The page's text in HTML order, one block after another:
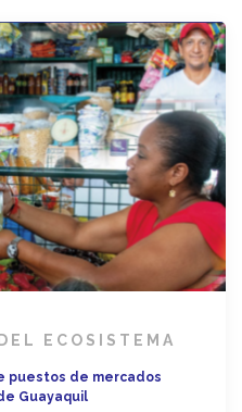
ECOSISTEMA
puestos de mercados
Guayaquil